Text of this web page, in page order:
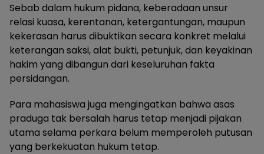
Sebab dalam hukum pidana, keberadaan unsur
relasi kuasa, kerentanan, ketergantungan, maupun
kekerasan harus dibuktikan secara konkret melalui
keterangan saksi, alat bukti, petunjuk, dan keyakinan
hakim yang dibangun dari keseluruhan fakta
persidangan.
Para mahasiswa juga mengingatkan bahwa asas
praduga tak bersalah harus tetap menjadi pijakan
utama selama perkara belum memperoleh putusan
yang berkekuatan hukum tetap.